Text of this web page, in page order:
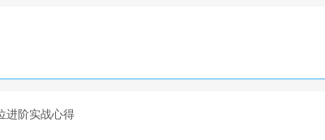
进阶实战心得